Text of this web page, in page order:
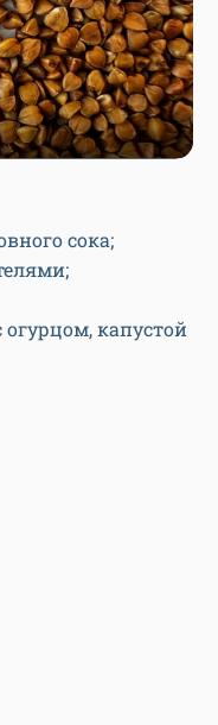
сока;
огурцом, капустой